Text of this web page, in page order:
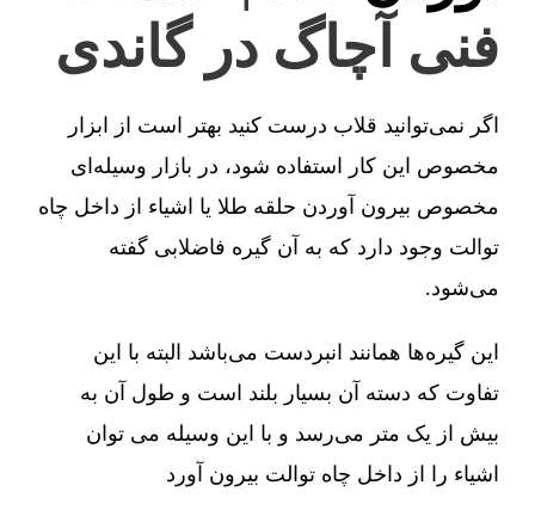
فنی آچاگ در گاندی
اگر نمی‌توانید قلاب درست کنید بهتر است از ابزار
مخصوص این کار استفاده شود، در بازار وسیله‌ای
مخصوص بیرون آوردن حلقه طلا یا اشیاء از داخل چاه
توالت وجود دارد که به آن گیره فاضلابی گفته
می‌شود.
این گیره‌ها همانند انبردست می‌باشد البته با این
تفاوت که دسته آن بسیار بلند است و طول آن به
بیش از یک متر می‌رسد و با این وسیله می توان
اشیاء را از داخل چاه توالت بیرون آورد